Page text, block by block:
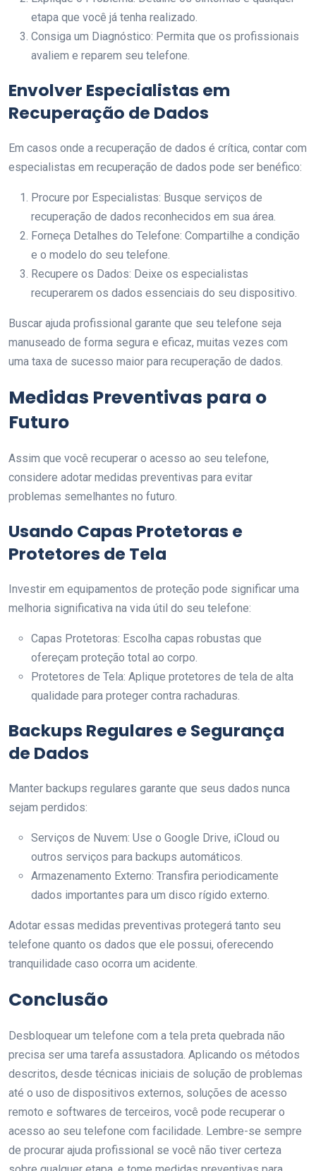
etapa que você já tenha realizado.
Consiga um Diagnóstico: Permita que os profissionais
avaliem e reparem seu telefone.
Envolver Especialistas em
Recuperação de Dados
Em casos onde a recuperação de dados é crítica, contar com
especialistas em recuperação de dados pode ser benéfico:
Procure por Especialistas: Busque serviços de
recuperação de dados reconhecidos em sua área.
Forneça Detalhes do Telefone: Compartilhe a condição
e o modelo do seu telefone.
Recupere os Dados: Deixe os especialistas
recuperarem os dados essenciais do seu dispositivo.
Buscar ajuda profissional garante que seu telefone seja
manuseado de forma segura e eficaz, muitas vezes com
uma taxa de sucesso maior para recuperação de dados.
Medidas Preventivas para o
Futuro
Assim que você recuperar o acesso ao seu telefone,
considere adotar medidas preventivas para evitar
problemas semelhantes no futuro.
Usando Capas Protetoras e
Protetores de Tela
Investir em equipamentos de proteção pode significar uma
melhoria significativa na vida útil do seu telefone:
Capas Protetoras: Escolha capas robustas que
ofereçam proteção total ao corpo.
Protetores de Tela: Aplique protetores de tela de alta
qualidade para proteger contra rachaduras.
Backups Regulares e Segurança
de Dados
Manter backups regulares garante que seus dados nunca
sejam perdidos:
Serviços de Nuvem: Use o Google Drive, iCloud ou
outros serviços para backups automáticos.
Armazenamento Externo: Transfira periodicamente
dados importantes para um disco rígido externo.
Adotar essas medidas preventivas protegerá tanto seu
telefone quanto os dados que ele possui, oferecendo
tranquilidade caso ocorra um acidente.
Conclusão
Desbloquear um telefone com a tela preta quebrada não
precisa ser uma tarefa assustadora. Aplicando os métodos
descritos, desde técnicas iniciais de solução de problemas
até o uso de dispositivos externos, soluções de acesso
remoto e softwares de terceiros, você pode recuperar o
acesso ao seu telefone com facilidade. Lembre-se sempre
de procurar ajuda profissional se você não tiver certeza